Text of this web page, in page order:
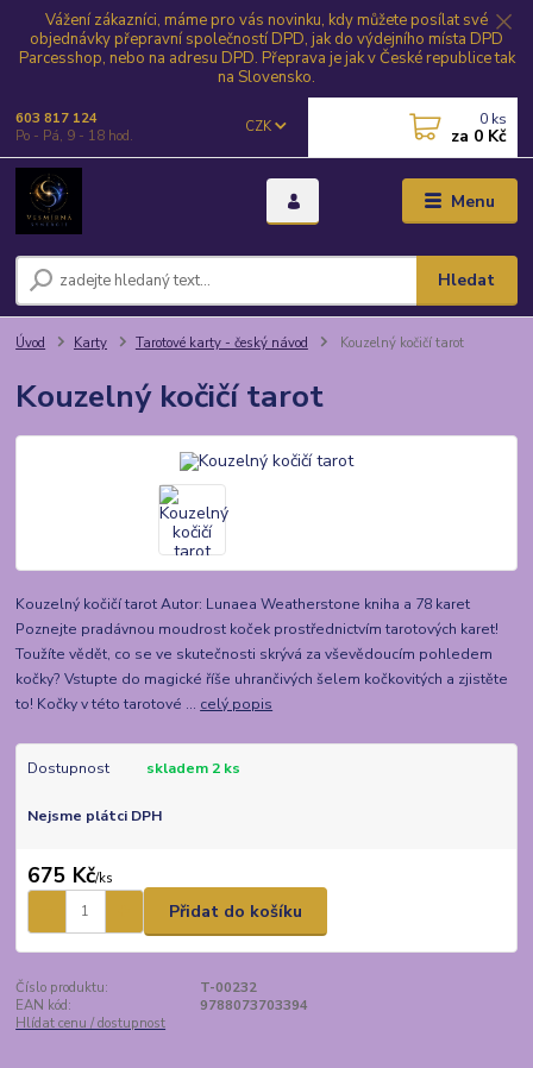
Vážení zákazníci, máme pro vás novinku, kdy můžete posílat své
objednávky přepravní společností DPD, jak do výdejního místa DPD
Parcesshop, nebo na adresu DPD. Přeprava je jak v České republice tak
na Slovensko.
Menu
CZK
Hledat
603 817 124
Po - Pá, 9 - 18 hod.
0 ks
za 0 Kč
Úvod Karty Tarotové karty - český návod Kouzelný kočičí tarot
Kouzelný kočičí tarot
Kouzelný kočičí tarot Autor: Lunaea Weatherstone kniha a 78 karet
Poznejte pradávnou moudrost koček prostřednictvím tarotových karet!
Toužíte vědět, co se ve skutečnosti skrývá za vševědoucím pohledem
kočky? Vstupte do magické říše uhrančivých šelem kočkovitých a zjistěte
to! Kočky v této tarotové ... celý popis
Dostupnost skladem 2 ks
Nejsme plátci DPH
675 Kč/ks
Přidat do košíku
Číslo produktu:
T-00232
EAN kód:
9788073703394
Hlídat cenu / dostupnost